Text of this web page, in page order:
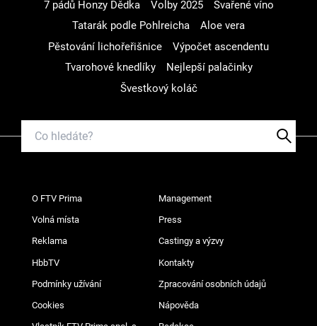
7 pádů Honzy Dědka
Volby 2025
Svařené víno
Tatarák podle Pohlreicha
Aloe vera
Pěstování lichořeřišnice
Výpočet ascendentu
Tvarohové knedlíky
Nejlepší palačinky
Švestkový koláč
O FTV Prima Management
Volná místa Press
Reklama Castingy a výzvy
HbbTV Kontakty
Podmínky užívání Zpracování osobních údajů
Cookies Nápověda